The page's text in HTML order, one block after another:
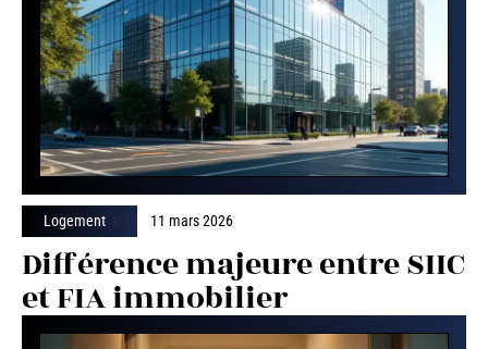
Logement 11 mars 2026
Différence majeure entre SIIC
et FIA immobilier